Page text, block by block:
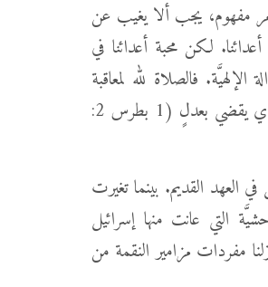
مفهوم، يجب ألا يغيب عن
لكن محبة أعدائنا في
فالصلاة لله لمعاقبة
الأشرار ليس عدم محبة أو انتقام بل هو تعبير عن الإيمان بالله الذي يقضي بعدلٍ (1 بطرس 2:
العهد القديم. بينما تغيرت
التي عانت منها إسرائيل
مفردات مزامير النقمة من